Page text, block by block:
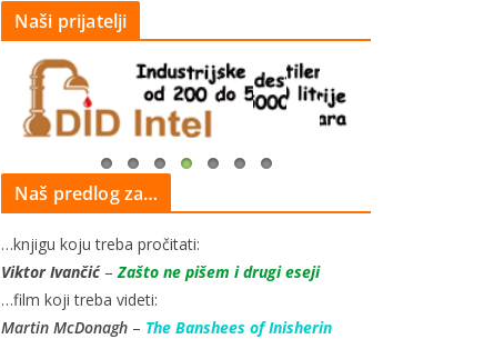
Naši prijatelji
Naš predlog za…
…knjigu koju treba pročitati:
Viktor Ivančić– Zašto ne pišem i drugi eseji
…film koji treba videti:
Martin McDonagh – The Banshees of Inisherin